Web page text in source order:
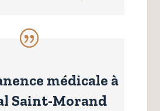
médicale à
Saint-Morand